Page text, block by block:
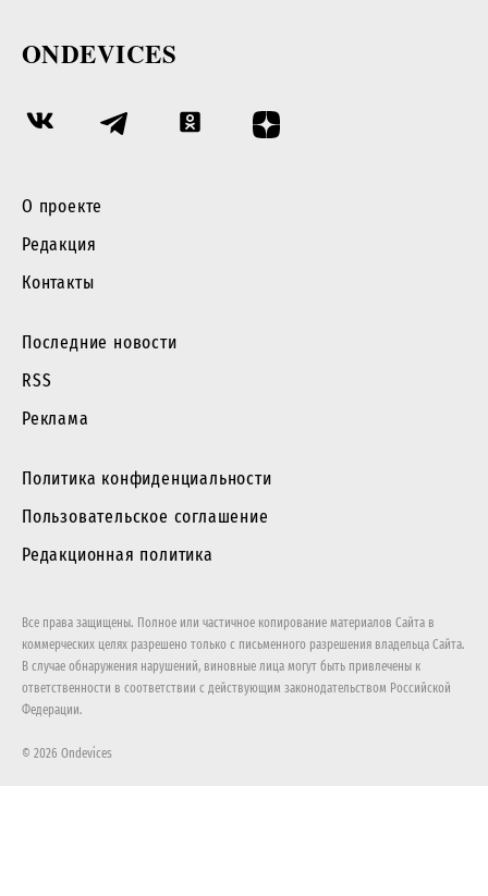
ONDEVICES
О проекте
Редакция
Контакты
Последние новости
RSS
Реклама
Политика конфиденциальности
Пользовательское соглашение
Редакционная политика
Все права защищены. Полное или частичное копирование материалов Сайта в
коммерческих целях разрешено только с письменного разрешения владельца Сайта.
В случае обнаружения нарушений, виновные лица могут быть привлечены к
ответственности в соответствии с действующим законодательством Российской
Федерации.
© 2026 Ondevices